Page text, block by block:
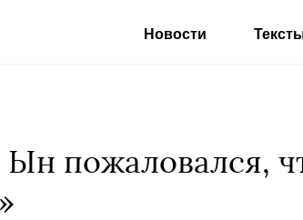
Новости
пожаловался,